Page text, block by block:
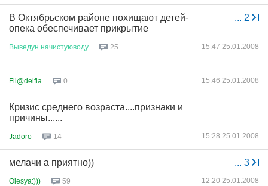
... 2
В Октябрьском районе похищают детей-
опека обеспечивает прикрытие
Выведун начистуюводу 25 15:47 25.01.2008
Fil@delfia 0 15:46 25.01.2008
Кризис среднего возраста....признаки и
причины......
Jadoro 14 15:28 25.01.2008
... 3
мелачи а приятно))
Olesya:))) 59 12:20 25.01.2008